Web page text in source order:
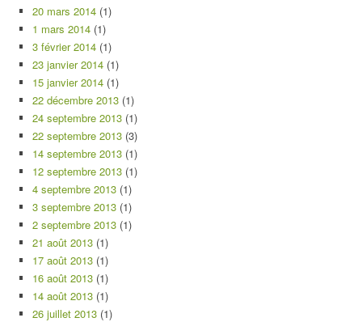
20 mars 2014 (1)
1 mars 2014 (1)
3 février 2014 (1)
23 janvier 2014 (1)
15 janvier 2014 (1)
22 décembre 2013 (1)
24 septembre 2013 (1)
22 septembre 2013 (3)
14 septembre 2013 (1)
12 septembre 2013 (1)
4 septembre 2013 (1)
3 septembre 2013 (1)
2 septembre 2013 (1)
21 août 2013 (1)
17 août 2013 (1)
16 août 2013 (1)
14 août 2013 (1)
26 juillet 2013 (1)